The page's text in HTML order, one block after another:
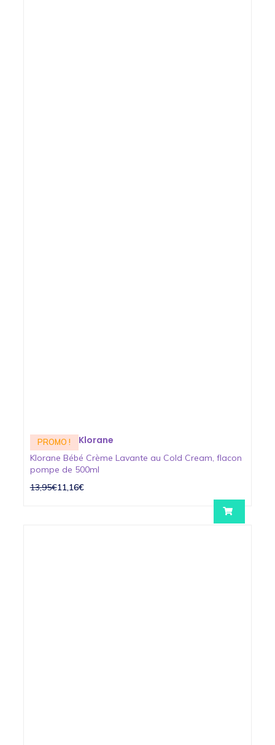
PROMO ! Klorane
Klorane Bébé Crème Lavante au Cold Cream, flacon
pompe de 500ml
13,95€11,16€